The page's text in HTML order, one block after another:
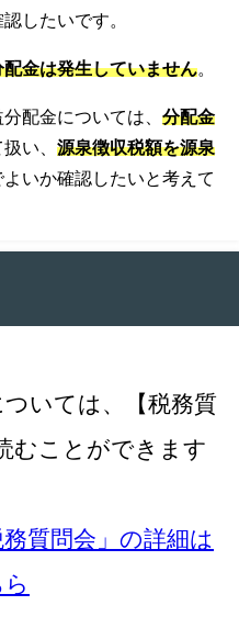
したいです。
配金は発生していません。
配金については、 分配金
い、 源泉徴収税額を源泉
よいか確認したいと考えて
いては、【税務質
むことができます
質問会」の詳細は